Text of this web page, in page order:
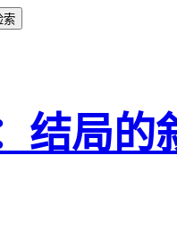
结局的